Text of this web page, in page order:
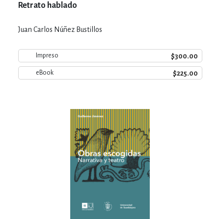
Retrato hablado
Juan Carlos Núñez Bustillos
Impreso $300.00
eBook $225.00